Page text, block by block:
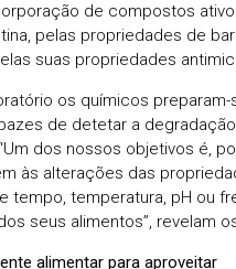
de compostos
pelas propriedades de
suas propriedades
os químicos
de detetar a
dos nossos objetivos é,
às alterações das
tempo, temperatura, pH ou
seus alimentos”, revelam
alimentar para aproveitar